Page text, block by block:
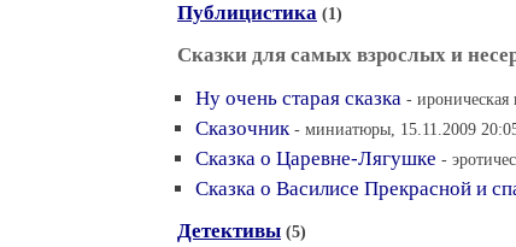
Публицистика (1)
Сказки для самых взрослых и
Ну очень старая сказка - ироническая
Сказочник - миниатюры, 15.11.2009
Сказка о Царевне-Лягушке -
Сказка о Василисе Прекрасной и
Детективы (5)